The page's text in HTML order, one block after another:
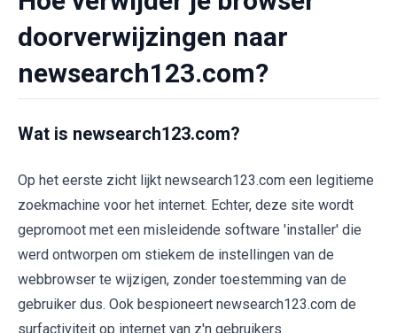
doorverwijzingen naar
newsearch123.com?
Wat is newsearch123.com?
Op het eerste zicht lijkt newsearch123.com een legitieme
zoekmachine voor het internet. Echter, deze site wordt
gepromoot met een misleidende software 'installer' die
werd ontworpen om stiekem de instellingen van de
webbrowser te wijzigen, zonder toestemming van de
gebruiker dus. Ook bespioneert newsearch123.com de
surfactiviteit op internet van z'n gebruikers.